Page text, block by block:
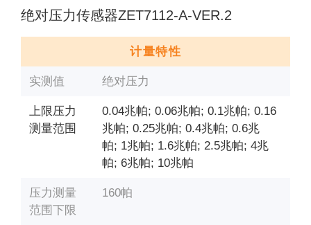
绝对压力传感器ZET7112-А-VER.2
计量特性
实测值 绝对压力
上限压力
测量范围
0.04兆帕; 0.06兆帕; 0.1兆帕; 0.16
兆帕; 0.25兆帕; 0.4兆帕; 0.6兆
帕; 1兆帕; 1.6兆帕; 2.5兆帕; 4兆
帕; 6兆帕; 10兆帕
压力测量
范围下限
160帕